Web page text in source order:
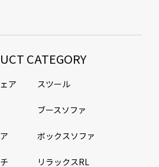
CATEGORY
ア スツール
ブースソファ
ボックスソファ
リラックスRL